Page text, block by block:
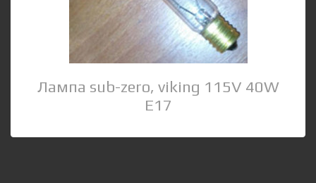
Лампа sub-zero, viking 115V 40W
E17